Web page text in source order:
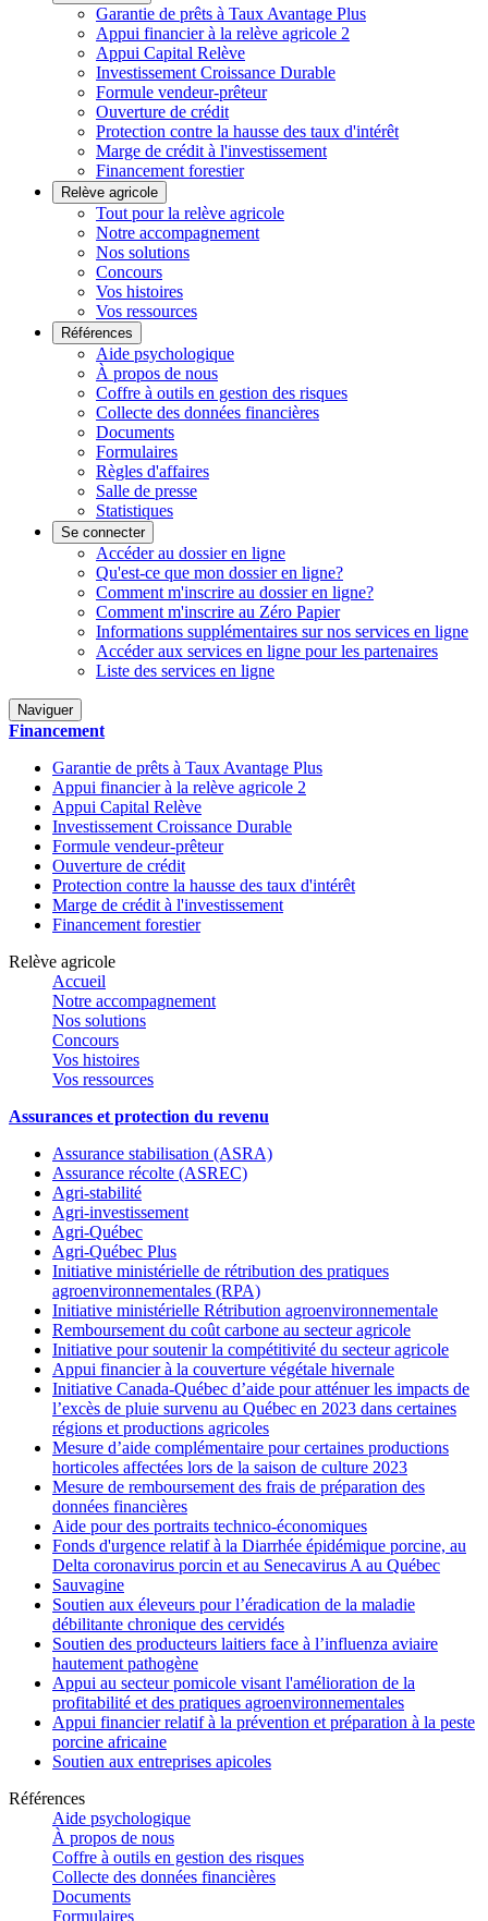
Garantie de prêts à Taux Avantage Plus
Appui financier à la relève agricole 2
Appui Capital Relève
Investissement Croissance Durable
Formule vendeur-prêteur
Ouverture de crédit
Protection contre la hausse des taux d'intérêt
Marge de crédit à l'investissement
Financement forestier
Relève agricole
Tout pour la relève agricole
Notre accompagnement
Nos solutions
Concours
Vos histoires
Vos ressources
Références
Aide psychologique
À propos de nous
Coffre à outils en gestion des risques
Collecte des données financières
Documents
Formulaires
Règles d'affaires
Salle de presse
Statistiques
Se connecter
Accéder au dossier en ligne
Qu'est-ce que mon dossier en ligne?
Comment m'inscrire au dossier en ligne?
Comment m'inscrire au Zéro Papier
Informations supplémentaires sur nos services en ligne
Accéder aux services en ligne pour les partenaires
Liste des services en ligne
Naviguer
Financement
Garantie de prêts à Taux Avantage Plus
Appui financier à la relève agricole 2
Appui Capital Relève
Investissement Croissance Durable
Formule vendeur-prêteur
Ouverture de crédit
Protection contre la hausse des taux d'intérêt
Marge de crédit à l'investissement
Financement forestier
Relève agricole
Accueil
Notre accompagnement
Nos solutions
Concours
Vos histoires
Vos ressources
Assurances et protection du revenu
Assurance stabilisation (ASRA)
Assurance récolte (ASREC)
Agri-stabilité
Agri-investissement
Agri-Québec
Agri-Québec Plus
Initiative ministérielle de rétribution des pratiques
agroenvironnementales (RPA)
Initiative ministérielle Rétribution agroenvironnementale
Remboursement du coût carbone au secteur agricole
Initiative pour soutenir la compétitivité du secteur agricole
Appui financier à la couverture végétale hivernale
Initiative Canada-Québec d’aide pour atténuer les impacts de
l’excès de pluie survenu au Québec en 2023 dans certaines
régions et productions agricoles
Mesure d’aide complémentaire pour certaines productions
horticoles affectées lors de la saison de culture 2023
Mesure de remboursement des frais de préparation des
données financières
Aide pour des portraits technico-économiques
Fonds d'urgence relatif à la Diarrhée épidémique porcine, au
Delta coronavirus porcin et au Senecavirus A au Québec
Sauvagine
Soutien aux éleveurs pour l’éradication de la maladie
débilitante chronique des cervidés
Soutien des producteurs laitiers face à l’influenza aviaire
hautement pathogène
Appui au secteur pomicole visant l'amélioration de la
profitabilité et des pratiques agroenvironnementales
Appui financier relatif à la prévention et préparation à la peste
porcine africaine
Soutien aux entreprises apicoles
Références
Aide psychologique
À propos de nous
Coffre à outils en gestion des risques
Collecte des données financières
Documents
Formulaires